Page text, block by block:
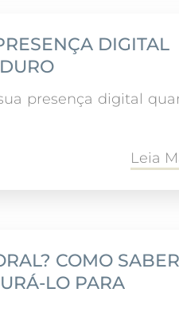
DIGITAL
presença digital
Leia
COMO SABER
LO PARA